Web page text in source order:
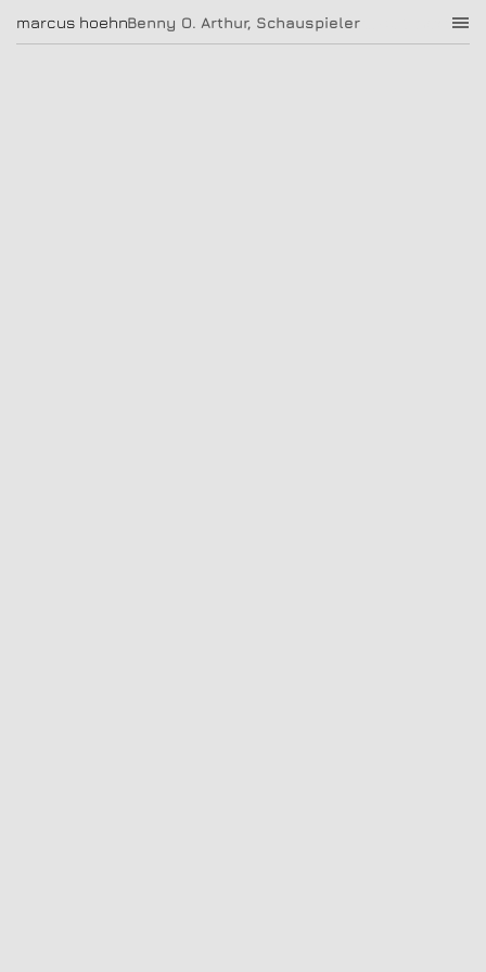
Benny O. Arthur, Schauspieler
marcus hoehn marcus hoehn
|